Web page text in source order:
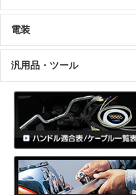
電装
汎用品・ツール